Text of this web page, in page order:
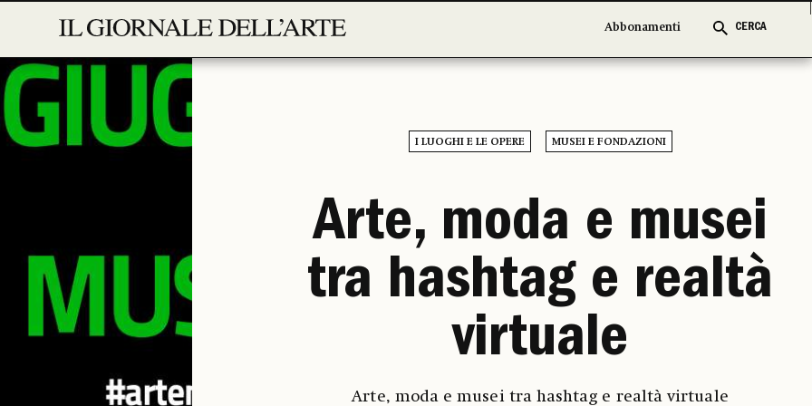
Abbonamenti CERCA
Abbonamenti CERCA
I LUOGHI E LE OPERE MUSEI E FONDAZIONI
Arte, moda e musei
tra hashtag e realtà
virtuale
Arte, moda e musei tra hashtag e realtà virtuale